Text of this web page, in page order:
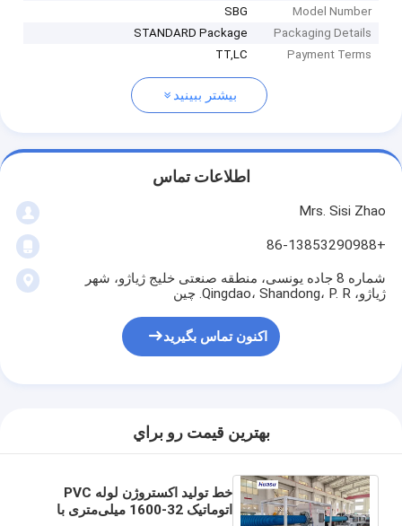
Model Number
SBG
Packaging Details
STANDARD Package
Payment Terms
TT,LC
بیشتر ببینید
اطلاعات تماس
Mrs. Sisi Zhao
+86-13853290988
شماره 8 جاده یونسی، منطقه صنعتی خلیج ژیاژو، شهر
ژیاژو، Qingdao، Shandong، P. R. چین
اکنون تماس بگیرید
بهترين قيمت رو براي
خط تولید اکستروژن لوله PVC
اتوماتیک 32-1600 میلی‌متری با